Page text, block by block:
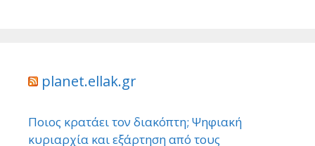
planet.ellak.gr
Ποιος κρατάει τον διακόπτη; Ψηφιακή
κυριαρχία και εξάρτηση από τους